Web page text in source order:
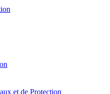
et de Protection